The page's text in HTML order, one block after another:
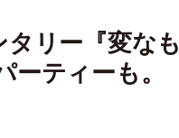
リー『変なも
ティーも。